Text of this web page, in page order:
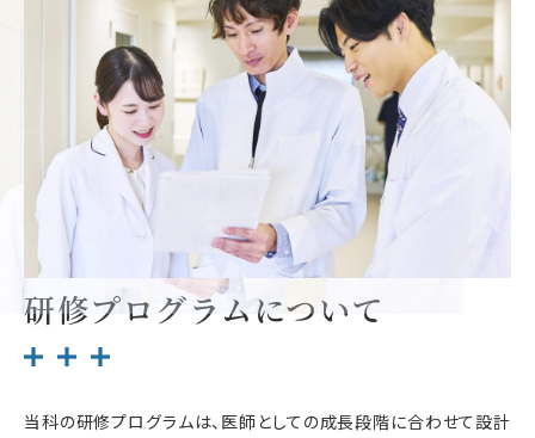
研修プログラムについて
当科の研修プログラムは、医師としての成長段階に合わせて設計